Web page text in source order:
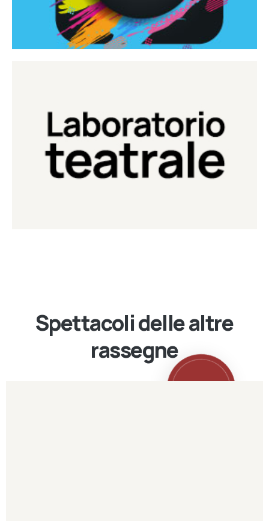
Laboratorio Teatrale
Laboratorio di teatro del Teatro Eduardo de Filippo
Continua
Spettacoli delle altre
rassegne